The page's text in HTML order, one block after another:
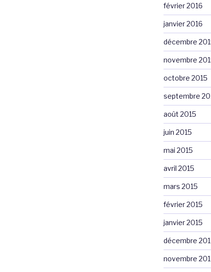
février 2016
janvier 2016
décembre
novembre
octobre 2015
septembre
août 2015
juin 2015
mai 2015
avril 2015
mars 2015
février 2015
janvier 2015
décembre
novembre